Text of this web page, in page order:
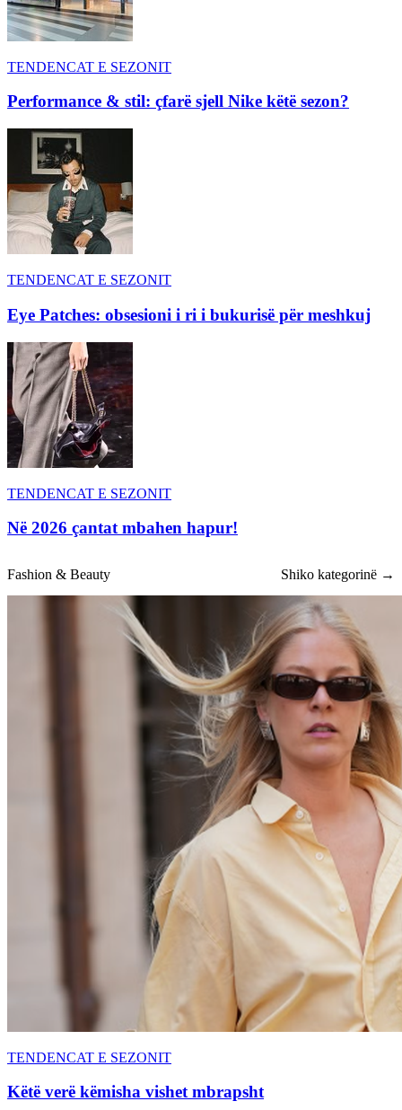
TENDENCAT E SEZONIT
Performance & stil: çfarë sjell Nike këtë sezon?
TENDENCAT E SEZONIT
Eye Patches: obsesioni i ri i bukurisë për meshkuj
TENDENCAT E SEZONIT
Në 2026 çantat mbahen hapur!
Fashion & Beauty Shiko kategorinë →
TENDENCAT E SEZONIT
Këtë verë këmisha vishet mbrapsht